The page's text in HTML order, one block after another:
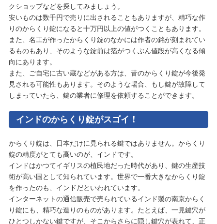
クショップなどを探してみましょう。
安いものは数千円で売りに出されることもありますが、精巧な作
りのからくり錠になると十万円以上の値がつくこともあります。
また、名工が作ったからくり錠のなかには作者の銘が刻まれてい
るものもあり、そのような錠前は箔がつくぶん値段が高くなる傾
向にあります。
また、ご自宅に古い蔵などがある方は、昔のからくり錠が今後発
見される可能性もあります。そのような場合、もし鍵が故障して
しまっていたら、鍵の業者に修理を依頼することができます。
インドのからくり錠がスゴイ！
からくり錠は、日本だけに見られる鍵ではありません。からくり
錠の精度がとても高いのが、インドです。
インドはかつてイギリスの植民地だった時代があり、鍵の生産技
術が高い国として知られています。世界で一番大きなからくり錠
を作ったのも、インドだといわれています。
インターネットの通信販売で売られているインド製の南京からく
り錠にも、精巧な造りのものがあります。たとえば、一見鍵穴が
ひとつしかない鍵ですが、そこからさらに隠し鍵穴が表れて、正